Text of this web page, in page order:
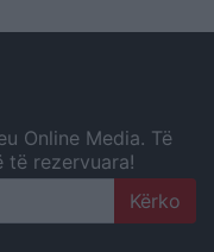
Online Media. Të
të rezervuara!